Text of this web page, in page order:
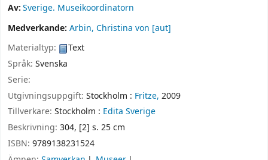
Av:Sverige. Museikoordinatorn
Medverkande: Arbin, Christina von [aut]
Materialtyp:
Text
Språk: Svenska
Serie:
Utgivningsuppgift: Stockholm : Fritze, 2009
Tillverkare: Stockholm : Edita Sverige
Beskrivning: 304, [2] s. 25 cm
ISBN: 9789138231524